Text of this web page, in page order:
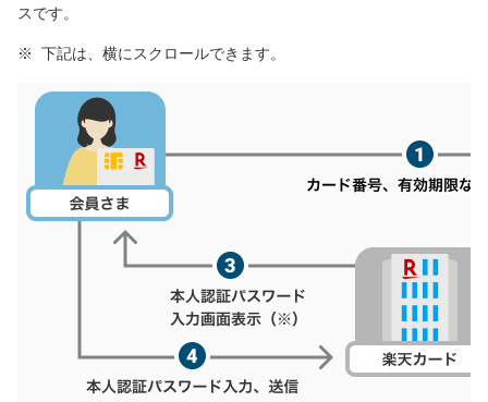
スです。
下記は、横にスクロールできます。